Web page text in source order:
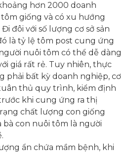
hơn 2000 doanh
giống và có xu hướng
đôi với số lượng cơ sở sản
là tỷ lệ tôm post cung ứng
nuôi tôm có thể dễ dàng
giá rất rẻ. Tuy nhiên, thực
phải bất kỳ doanh nghiệp, cơ
thủ quy trình, kiểm định
khi cung ứng ra thị
chất lượng con giống
bà con nuôi tôm là người
ẩn chứa mầm bệnh, khi